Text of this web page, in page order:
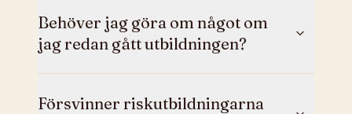
Behöver jag göra om något om
jag redan gått utbildningen?
Försvinner riskutbildningarna